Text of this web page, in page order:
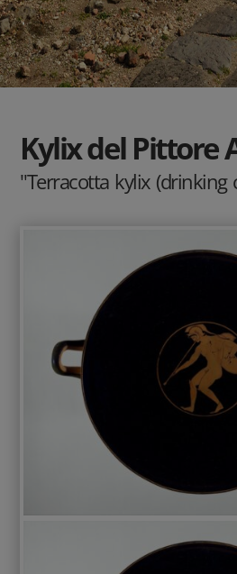
Kylix del Pittore
"Terracotta kylix (drinking